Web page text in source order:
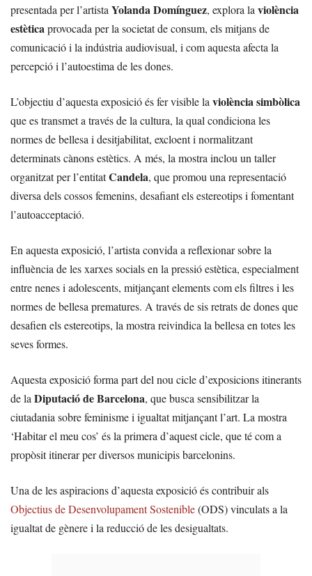
presentada per l’artista Yolanda Domínguez, explora la violència
estèticaprovocada per la societat de consum, els mitjans de
comunicació i la indústria audiovisual, i com aquesta afecta la
percepció i l’autoestima de les dones.
L’objectiu d’aquesta exposició és fer visible la violència simbòlica
que es transmet a través de la cultura, la qual condiciona les
normes de bellesa i desitjabilitat, excloent i normalitzant
determinats cànons estètics. A més, la mostra inclou un taller
organitzat per l’entitatCandela, que promou una representació
diversa dels cossos femenins, desafiant els estereotips i fomentant
l’autoacceptació.
En aquesta exposició, l’artista convida a reflexionar sobre la
influència de les xarxes socials en la pressió estètica, especialment
entre nenes i adolescents, mitjançant elements com els filtres i les
normes de bellesa prematures. A través de sis retrats de dones que
desafien els estereotips, la mostra reivindica la bellesa en totes les
seves formes.
Aquesta exposició forma part del nou cicle d’exposicions itinerants
de la Diputació de Barcelona, que busca sensibilitzar la
ciutadania sobre feminisme i igualtat mitjançant l’art. La mostra
‘Habitar el meu cos’ és la primera d’aquest cicle, que té com a
propòsit itinerar per diversos municipis barcelonins.
Una de les aspiracions d’aquesta exposició és contribuir als
Objectius de Desenvolupament Sostenible(ODS) vinculats a la
igualtat de gènere i la reducció de les desigualtats.